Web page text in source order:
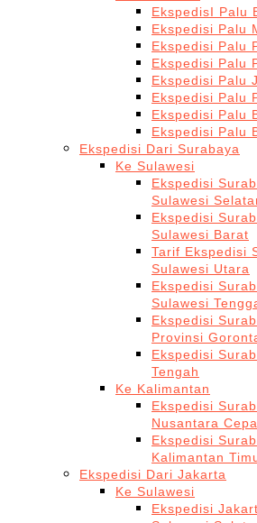
EkspedisI Palu
Ekspedisi Palu
Ekspedisi Palu
Ekspedisi Palu
Ekspedisi Palu
Ekspedisi Palu
Ekspedisi Palu
Ekspedisi Palu
Ekspedisi Dari Surabaya
Ke Sulawesi
Ekspedisi
Sulawesi
Ekspedisi
Sulawesi Barat
Tarif Ekspedisi
Sulawesi Utara
Ekspedisi
Sulawesi
Ekspedisi
Provinsi
Ekspedisi
Tengah
Ke Kalimantan
Ekspedisi
Nusantara
Ekspedisi
Kalimantan
Ekspedisi Dari Jakarta
Ke Sulawesi
Ekspedisi